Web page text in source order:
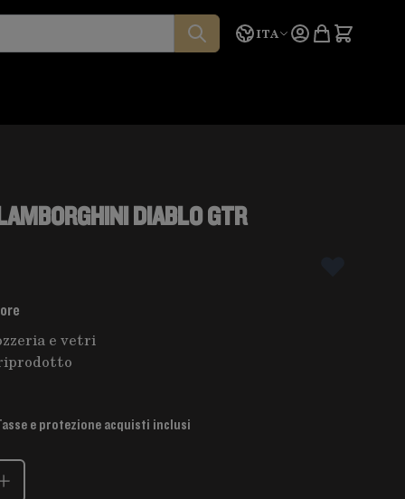
Lingua
ITA Preventivo
DIABLO GTR
e vetri
e protezione acquisti inclusi